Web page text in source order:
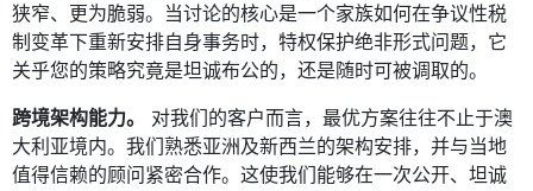
狭窄、更为脆弱。当讨论的核心是一个家族如何在争议性税
制变革下重新安排自身事务时，特权保护绝非形式问题，它
关乎您的策略究竟是坦诚布公的，还是随时可被调取的。
跨境架构能力。
对我们的客户而言，最优方案往往不止于澳
大利亚境内。我们熟悉亚洲及新西兰的架构安排，并与当地
值得信赖的顾问紧密合作。这使我们能够在一次公开、坦诚